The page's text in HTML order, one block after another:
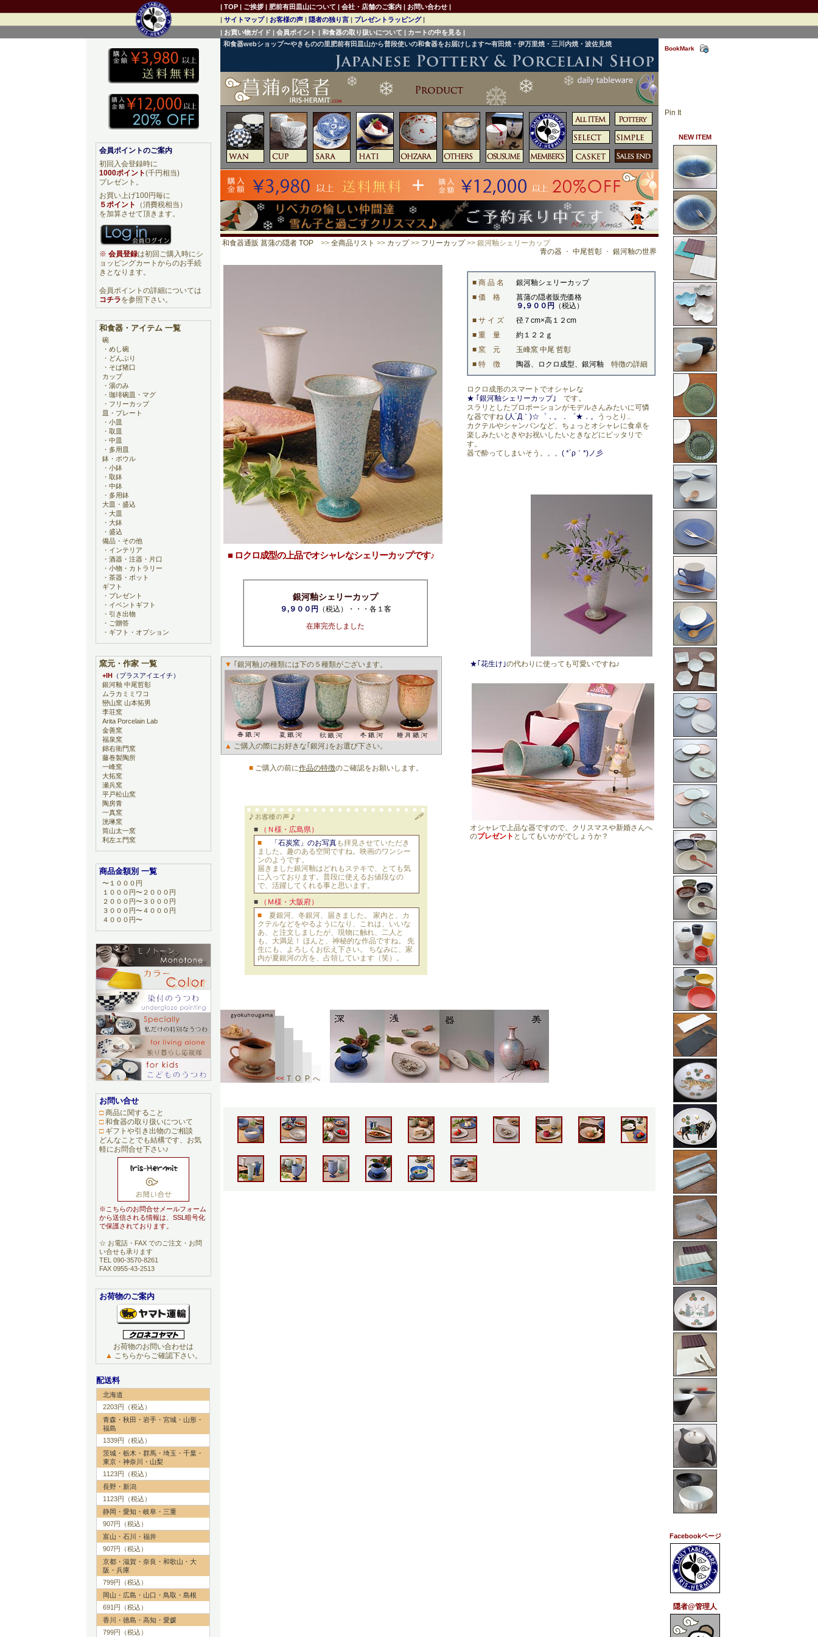
和食器webショップ〜やきものの里肥前有田皿山から普段使いの和食器をお届けします〜有田焼・伊万里焼・三川内焼・波佐見焼
和食器通販 菖蒲の隠者 TOP >> 全商品リスト >> カップ>> フリーカップ>> 銀河釉シェリーカップ
青の器 ・ 中尾哲彰 ・ 銀河釉の世界
■ 商 品 名
銀河釉シェリーカップ
■ 価 格
菖蒲の隠者販売価格
９,９００円
（税込）
■ サ イ ズ
径７cm×高１２cm
■ 重 量
約１２２ｇ
■ 窯 元
玉峰窯 中尾 哲彰
■ 特 徴
陶器、ロクロ成型、銀河釉 特徴の詳細
ロクロ成形のスマートでオシャレな
★ ｢銀河釉シェリーカップ｣ です。
スラリとしたプロポーションがモデルさんみたいに可憐
な器ですね (人´Д｀)☆゜．。．゜★．。
うっとり..
カクテルやシャンパンなど、ちょっとオシャレに食卓を
楽しみたいときやお祝いしたいときなどにピッタリで
す。
器で酔ってしまいそう。。。 ( *´ρ｀*)ノ彡
★｢花生け｣の代わりに使っても可愛いですね♪
オシャレで上品な器ですので、クリスマスや新婚さんへ
のプレゼント としてもいかがでしょうか？
■ ロクロ成型の上品でオシャレなシェリーカップです♪
銀河釉シェリーカップ
９,９００円
（税込）・・・各１客
在庫完売しました
▼ ｢銀河釉｣の種類には下の５種類がございます。
▲ ご購入の際にお好きな｢銀河｣をお選び下さい。
■ ご購入の前に作品の特徴のご確認をお願いします。
■
（Ｎ様・広島県）
■
「石炭窯」のお写真も拝見させていただき
ました。趣のある空間ですね。映画のワンシー
ンのようです。
届きました銀河釉はどれもステキで、とても気
に入っております。普段に使えるお値段なの
で、活躍してくれる事と思います。
■
（Ｍ様・大阪府）
■ 夏銀河、冬銀河、届きました。 家内と、カ
クテルなどをやるようになり、これは、いいな
あ、と注文しましたが、現物に触れ、二人と
も、大満足！ ほんと、神秘的な作品ですね。 先
生にも、よろしくお伝え下さい。 ちなみに、家
内が夏銀河の方を、占領しています（笑）。
<< T O P へ
BookMark
Pin It
NEW ITEM
Facebookページ
隠者@管理人
会員ポイントのご案内
初回入会登録時に
1000ポイント(千円相当)
プレゼント。
お買い上げ100円毎に
５ポイント
（消費税相当）
を加算させて頂きます。
※ 会員登録は初回ご購入時にシ
ョッピングカートからのお手続
きとなります。
会員ポイントの詳細については
コチラを参照下さい。
和食器・アイテム 一覧
碗
・ めし碗
・ どんぶり
・ そば猪口
カップ
・ 湯のみ
・ 珈琲碗皿・マグ
・ フリーカップ
皿・プレート
・ 小皿
・ 取皿
・ 中皿
・ 多用皿
鉢・ボウル
・ 小鉢
・ 取鉢
・ 中鉢
・ 多用鉢
大皿・盛込
・ 大皿
・ 大鉢
・ 盛込
備品・その他
・ インテリア
・ 酒器・注器・片口
・ 小物・カトラリー
・ 茶器・ポット
ギフト
・ プレゼント
・ イベントギフト
・ 引き出物
・ ご贈答
・ ギフト・オプション
窯元・作家 一覧
+IH （プラスアイエイチ）
銀河釉 中尾哲彰
ムラカミミワコ
巒山窯 山本拓男
李荘窯
Arita Porcelain Lab
金善窯
福泉窯
錦右衛門窯
藤巻製陶所
一峰窯
大拓窯
瀬兵窯
平戸松山窯
陶房青
一真窯
洸琳窯
筒山太一窯
利左エ門窯
商品金額別 一覧
〜１０００円
１０００円〜２０００円
２０００円〜３０００円
３０００円〜４０００円
４０００円〜
お問い合せ
□商品に関すること
□和食器の取り扱いについて
□ギフトや引き出物のご相談
どんなことでも結構です、お気
軽にお問合せ下さい♪
※こちらのお問合せメールフォーム
から送信される情報は、SSL暗号化
で保護されております。
☆ お電話・FAX でのご注文・お問
い合せも承ります
TEL 090-3570-8261
FAX 0955-43-2513
お荷物のご案内
お荷物のお問い合わせは
▲ こちらからご確認下さい。
配送料
北海道
2203円（税込）
青森・秋田・岩手・宮城・山形・
福島
1339円（税込）
茨城・栃木・群馬・埼玉・千葉・
東京・神奈川・山梨
1123円（税込）
長野・新潟
1123円（税込）
静岡・愛知・岐阜・三重
907円（税込）
富山・石川・福井
907円（税込）
京都・滋賀・奈良・和歌山・大
阪・兵庫
799円（税込）
岡山・広島・山口・鳥取・島根
691円（税込）
香川・徳島・高知・愛媛
799円（税込）
| TOP | ご挨拶 | 肥前有田皿山について | 会社・店舗のご案内 | お問い合わせ |
| サイトマップ| お客様の声 | 隠者の独り言 | プレゼントラッピング|
| お買い物ガイド | 会員ポイント | 和食器の取り扱いについて | カートの中を見る |